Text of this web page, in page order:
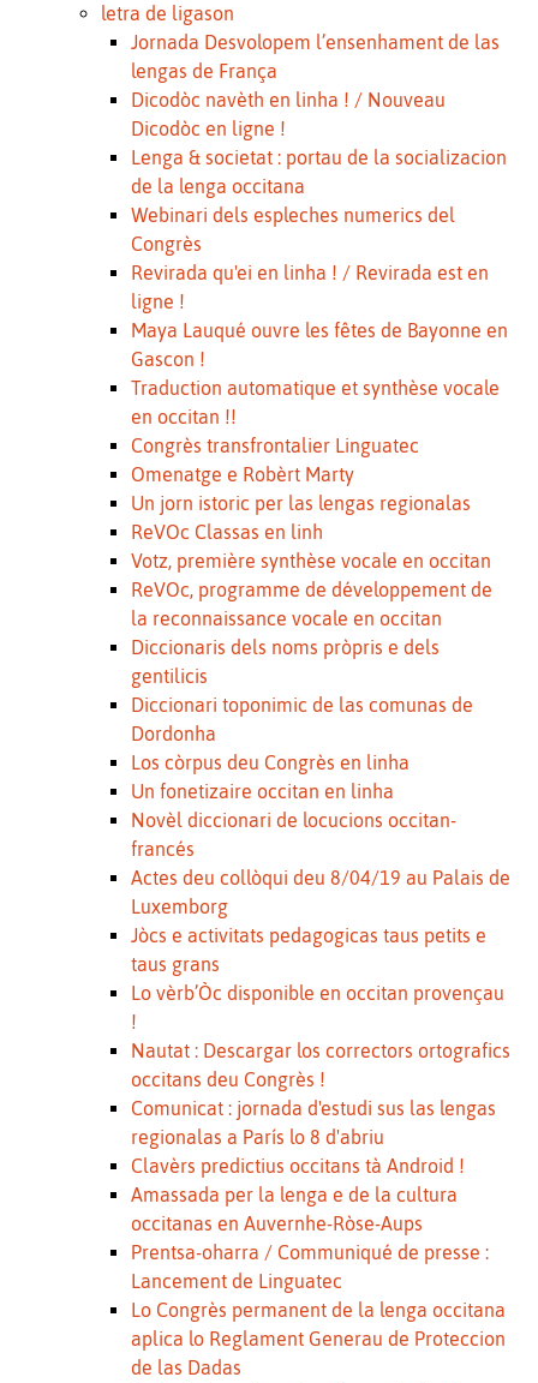
letra de ligason
Jornada Desvolopem l’ensenhament de las
lengas de França
Dicodòc navèth en linha ! / Nouveau
Dicodòc en ligne !
Lenga & societat : portau de la socializacion
de la lenga occitana
Webinari dels espleches numerics del
Congrès
Revirada qu'ei en linha ! / Revirada est en
ligne !
Maya Lauqué ouvre les fêtes de Bayonne en
Gascon !
Traduction automatique et synthèse vocale
en occitan !!
Congrès transfrontalier Linguatec
Omenatge e Robèrt Marty
Un jorn istoric per las lengas regionalas
ReVOc Classas en linh
Votz, première synthèse vocale en occitan
ReVOc, programme de développement de
la reconnaissance vocale en occitan
Diccionaris dels noms pròpris e dels
gentilicis
Diccionari toponimic de las comunas de
Dordonha
Los còrpus deu Congrès en linha
Un fonetizaire occitan en linha
Novèl diccionari de locucions occitan-
francés
Actes deu collòqui deu 8/04/19 au Palais de
Luxemborg
Jòcs e activitats pedagogicas taus petits e
taus grans
Lo vèrb’Òc disponible en occitan provençau
!
Nautat : Descargar los correctors ortografics
occitans deu Congrès !
Comunicat : jornada d'estudi sus las lengas
regionalas a París lo 8 d'abriu
Clavèrs predictius occitans tà Android !
Amassada per la lenga e de la cultura
occitanas en Auvernhe-Ròse-Aups
Prentsa-oharra / Communiqué de presse :
Lancement de Linguatec
Lo Congrès permanent de la lenga occitana
aplica lo Reglament Generau de Proteccion
de las Dadas